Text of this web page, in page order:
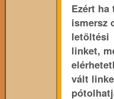
Ezért ha
ismersz
letöltési
linket,
vált